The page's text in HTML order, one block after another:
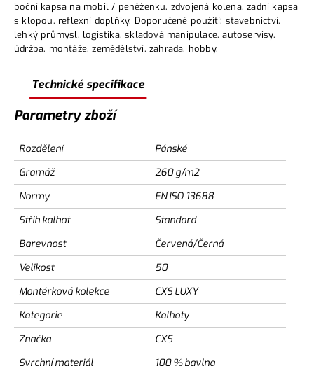
boční kapsa na mobil / peněženku, zdvojená kolena, zadní kapsa
s klopou, reflexní doplňky. Doporučené použití: stavebnictví,
lehký průmysl, logistika, skladová manipulace, autoservisy,
údržba, montáže, zemědělství, zahrada, hobby.
Technické specifikace
Parametry zboží
Rozdělení
Pánské
Gramáž
260 g/m2
Normy
EN ISO 13688
Střih kalhot
Standard
Barevnost
Červená/Černá
Velikost
50
Montérková kolekce
CXS LUXY
Kategorie
Kalhoty
Značka
CXS
Svrchní materiál
100 % bavlna